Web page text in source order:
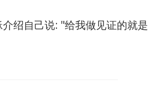
绍自己说: "给我做见证的就是